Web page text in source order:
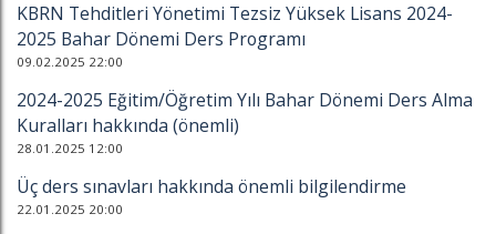
KBRN Tehditleri Yönetimi Tezsiz Yüksek Lisans 2024-
2025 Bahar Dönemi Ders Programı
09.02.2025 22:00
2024-2025 Eğitim/Öğretim Yılı Bahar Dönemi Ders Alma
Kuralları hakkında (önemli)
28.01.2025 12:00
Üç ders sınavları hakkında önemli bilgilendirme
22.01.2025 20:00